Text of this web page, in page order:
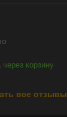
корзину
все отзывы